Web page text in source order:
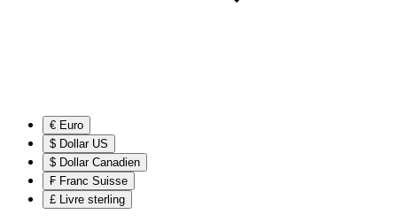
€ Euro
$ Dollar US
$ Dollar Canadien
₣ Franc Suisse
£ Livre sterling